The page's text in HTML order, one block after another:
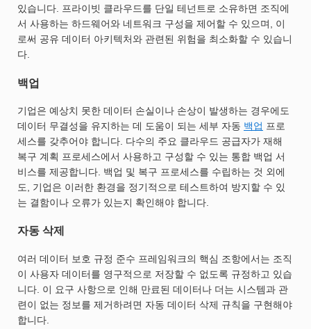
있습니다. 프라이빗 클라우드를 단일 테넌트로 소유하면 조직에
서 사용하는 하드웨어와 네트워크 구성을 제어할 수 있으며, 이
로써 공유 데이터 아키텍처와 관련된 위험을 최소화할 수 있습니
다.
백업
기업은 예상치 못한 데이터 손실이나 손상이 발생하는 경우에도
데이터 무결성을 유지하는 데 도움이 되는 세부 자동 백업 프로
세스를 갖추어야 합니다. 다수의 주요 클라우드 공급자가 재해
복구 계획 프로세스에서 사용하고 구성할 수 있는 통합 백업 서
비스를 제공합니다. 백업 및 복구 프로세스를 수립하는 것 외에
도, 기업은 이러한 환경을 정기적으로 테스트하여 방지할 수 있
는 결함이나 오류가 있는지 확인해야 합니다.
자동 삭제
여러 데이터 보호 규정 준수 프레임워크의 핵심 조항에서는 조직
이 사용자 데이터를 영구적으로 저장할 수 없도록 규정하고 있습
니다. 이 요구 사항으로 인해 만료된 데이터나 더는 시스템과 관
련이 없는 정보를 제거하려면 자동 데이터 삭제 규칙을 구현해야
합니다.